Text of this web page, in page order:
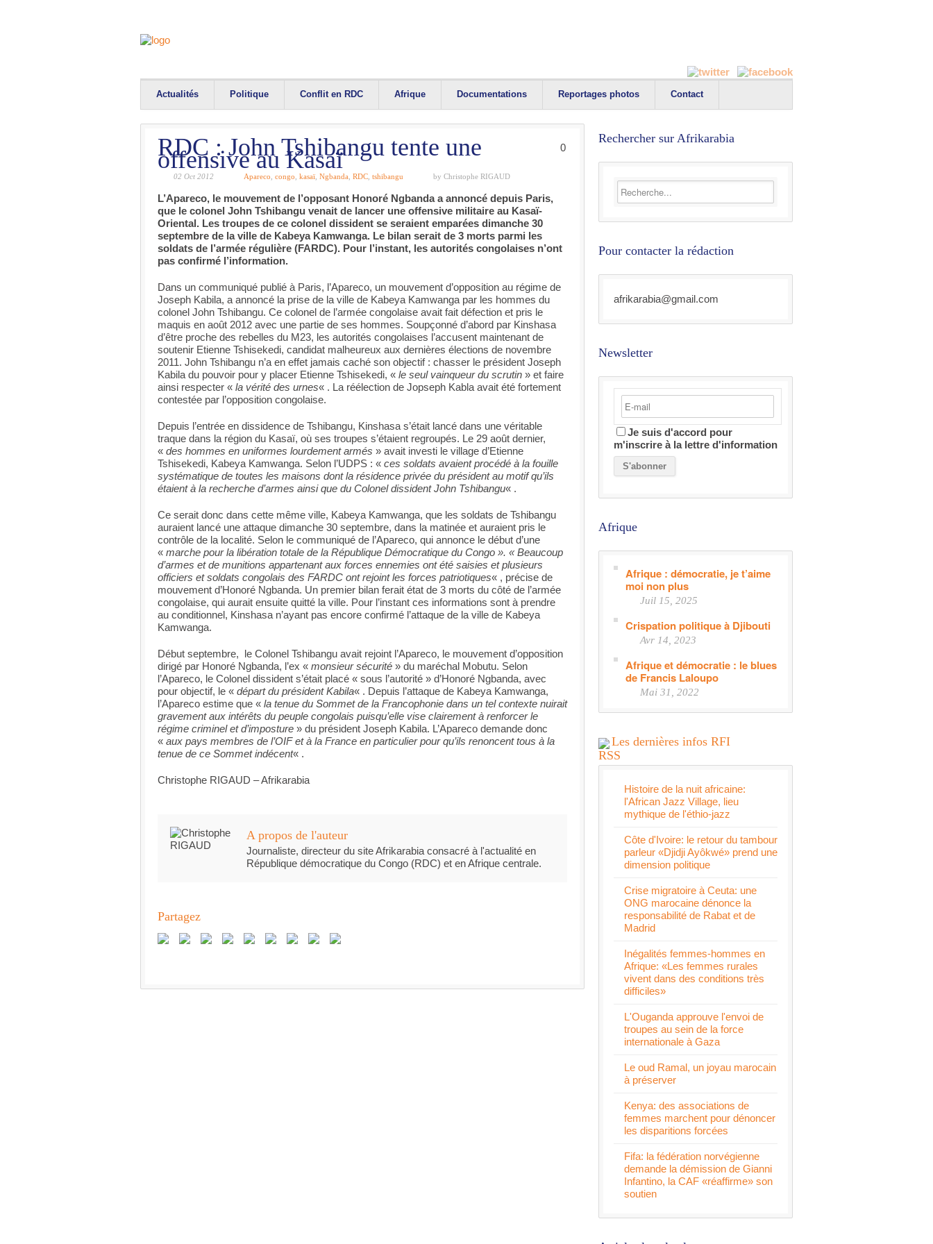
Actualités Politique Conflit en RDC Afrique Documentations Reportages photos Contact
RDC : John Tshibangu tente une
offensive au Kasaï 0
02 Oct 2012 Apareco congo kasaï Ngbanda RDC tshibangu by Christophe RIGAUD
L’Apareco, le mouvement de l’opposant Honoré Ngbanda a annoncé depuis Paris,
que le colonel John Tshibangu venait de lancer une offensive militaire au Kasaï-
Oriental. Les troupes de ce colonel dissident se seraient emparées dimanche 30
septembre de la ville de Kabeya Kamwanga. Le bilan serait de 3 morts parmi les
soldats de l’armée régulière (FARDC). Pour l’instant, les autorités congolaises n’ont
pas confirmé l’information.
Dans un communiqué publié à Paris, l’Apareco, un mouvement d’opposition au régime de
Joseph Kabila, a annoncé la prise de la ville de Kabeya Kamwanga par les hommes du
colonel John Tshibangu. Ce colonel de l’armée congolaise avait fait défection et pris le
maquis en août 2012 avec une partie de ses hommes. Soupçonné d’abord par Kinshasa
d’être proche des rebelles du M23, les autorités congolaises l’accusent maintenant de
soutenir Etienne Tshisekedi, candidat malheureux aux dernières élections de novembre
2011. John Tshibangu n’a en effet jamais caché son objectif : chasser le président Joseph
Kabila du pouvoir pour y placer Etienne Tshisekedi, « le seul vainqueur du scrutin » et faire
ainsi respecter « la vérité des urnes« . La réélection de Jopseph Kabla avait été fortement
contestée par l’opposition congolaise.
Depuis l’entrée en dissidence de Tshibangu, Kinshasa s’était lancé dans une véritable
traque dans la région du Kasaï, où ses troupes s’étaient regroupés. Le 29 août dernier,
« des hommes en uniformes lourdement armés » avait investi le village d’Etienne
Tshisekedi, Kabeya Kamwanga. Selon l’UDPS : « ces soldats avaient procédé à la fouille
systématique de toutes les maisons dont la résidence privée du président au motif qu’ils
étaient à la recherche d’armes ainsi que du Colonel dissident John Tshibangu« .
Ce serait donc dans cette même ville, Kabeya Kamwanga, que les soldats de Tshibangu
auraient lancé une attaque dimanche 30 septembre, dans la matinée et auraient pris le
contrôle de la localité. Selon le communiqué de l’Apareco, qui annonce le début d’une
« marche pour la libération totale de la République Démocratique du Congo ». « Beaucoup
d’armes et de munitions appartenant aux forces ennemies ont été saisies et plusieurs
officiers et soldats congolais des FARDC ont rejoint les forces patriotiques« , précise de
mouvement d’Honoré Ngbanda. Un premier bilan ferait état de 3 morts du côté de l’armée
congolaise, qui aurait ensuite quitté la ville. Pour l’instant ces informations sont à prendre
au conditionnel, Kinshasa n’ayant pas encore confirmé l’attaque de la ville de Kabeya
Kamwanga.
Début septembre, le Colonel Tshibangu avait rejoint l’Apareco, le mouvement d’opposition
dirigé par Honoré Ngbanda, l’ex « monsieur sécurité » du maréchal Mobutu. Selon
l’Apareco, le Colonel dissident s’était placé « sous l’autorité » d’Honoré Ngbanda, avec
pour objectif, le « départ du président Kabila« . Depuis l’attaque de Kabeya Kamwanga,
l’Apareco estime que « la tenue du Sommet de la Francophonie dans un tel contexte nuirait
gravement aux intérêts du peuple congolais puisqu’elle vise clairement à renforcer le
régime criminel et d’imposture » du président Joseph Kabila. L’Apareco demande donc
« aux pays membres de l’OIF et à la France en particulier pour qu’ils renoncent tous à la
tenue de ce Sommet indécent« .
Christophe RIGAUD – Afrikarabia
A propos de l'auteur
Journaliste, directeur du site Afrikarabia consacré à l'actualité en
République démocratique du Congo (RDC) et en Afrique centrale.
Partagez
Rechercher sur Afrikarabia
Pour contacter la rédaction
afrikarabia@gmail.com
Newsletter
Je suis d'accord pour
m'inscrire à la lettre d'information
Afrique
Afrique : démocratie, je t’aime
moi non plus
Juil 15, 2025
Crispation politique à Djibouti
Avr 14, 2023
Afrique et démocratie : le blues
de Francis Laloupo
Mai 31, 2022
Les dernières infos RFI
Histoire de la nuit africaine:
l'African Jazz Village, lieu
mythique de l'éthio-jazz
Côte d'Ivoire: le retour du tambour
parleur «Djidji Ayôkwé» prend une
dimension politique
Crise migratoire à Ceuta: une
ONG marocaine dénonce la
responsabilité de Rabat et de
Madrid
Inégalités femmes-hommes en
Afrique: «Les femmes rurales
vivent dans des conditions très
difficiles»
L'Ouganda approuve l'envoi de
troupes au sein de la force
internationale à Gaza
Le oud Ramal, un joyau marocain
à préserver
Kenya: des associations de
femmes marchent pour dénoncer
les disparitions forcées
Fifa: la fédération norvégienne
demande la démission de Gianni
Infantino, la CAF «réaffirme» son
soutien